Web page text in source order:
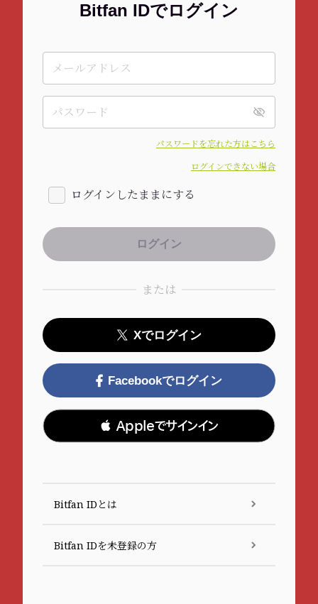
Bitfan IDでログイン
パスワードを忘れた方はこちら
ログインできない場合
ログインしたままにする
または
Xでログイン
Facebookでログイン
 Appleでサインイン
Bitfan IDとは
Bitfan IDを未登録の方